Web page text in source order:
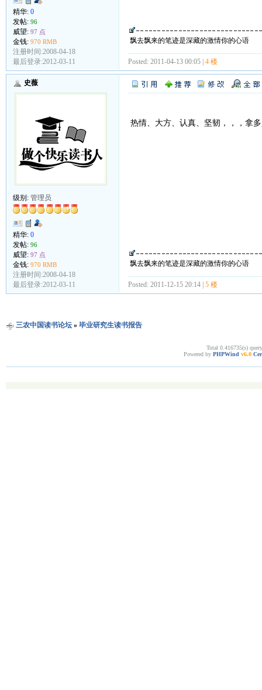
精华: 0
发帖: 96
威望: 97 点
金钱: 970 RMB
注册时间:2008-04-18
最后登录:2012-03-11
飘去飘来的笔迹是深藏的激情你的心语
Posted: 2011-04-13 00:05 | 4 楼
史薇
级别: 管理员
精华: 0
发帖: 96
威望: 97 点
金钱: 970 RMB
注册时间:2008-04-18
最后登录:2012-03-11
热情、大方、认真、坚韧，，，拿
飘去飘来的笔迹是深藏的激情你的心语
Posted: 2011-12-15 20:14 | 5 楼
三农中国读书论坛» 毕业研究生读书报告
Total 0.416735(s)
Powered by PHPWind v6.0